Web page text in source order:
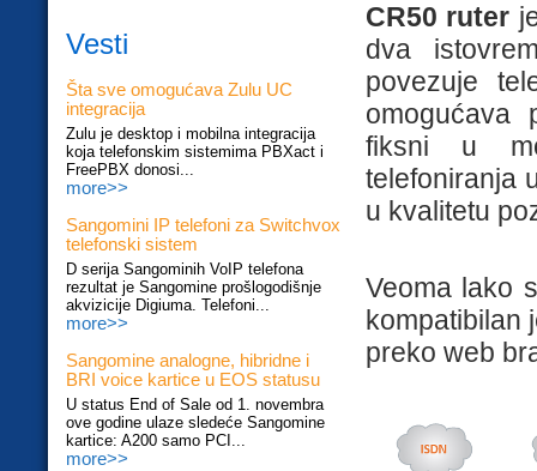
Vesti
Šta sve omogućava Zulu UC
integracija
Zulu je desktop i mobilna integracija
koja telefonskim sistemima PBXact i
FreePBX donosi...
more>>
Sangomini IP telefoni za Switchvox
telefonski sistem
D serija Sangominih VoIP telefona
rezultat je Sangomine prošlogodišnje
akvizicije Digiuma. Telefoni...
more>>
Sangomine analogne, hibridne i
BRI voice kartice u EOS statusu
U status End of Sale od 1. novembra
ove godine ulaze sledeće Sangomine
kartice: A200 samo PCI...
more>>
CR50 ruter
dva
povezuje
omogućava
fiksni u
telefoniranja
u kvalitetu
Veoma lako
kompatibilan
preko web